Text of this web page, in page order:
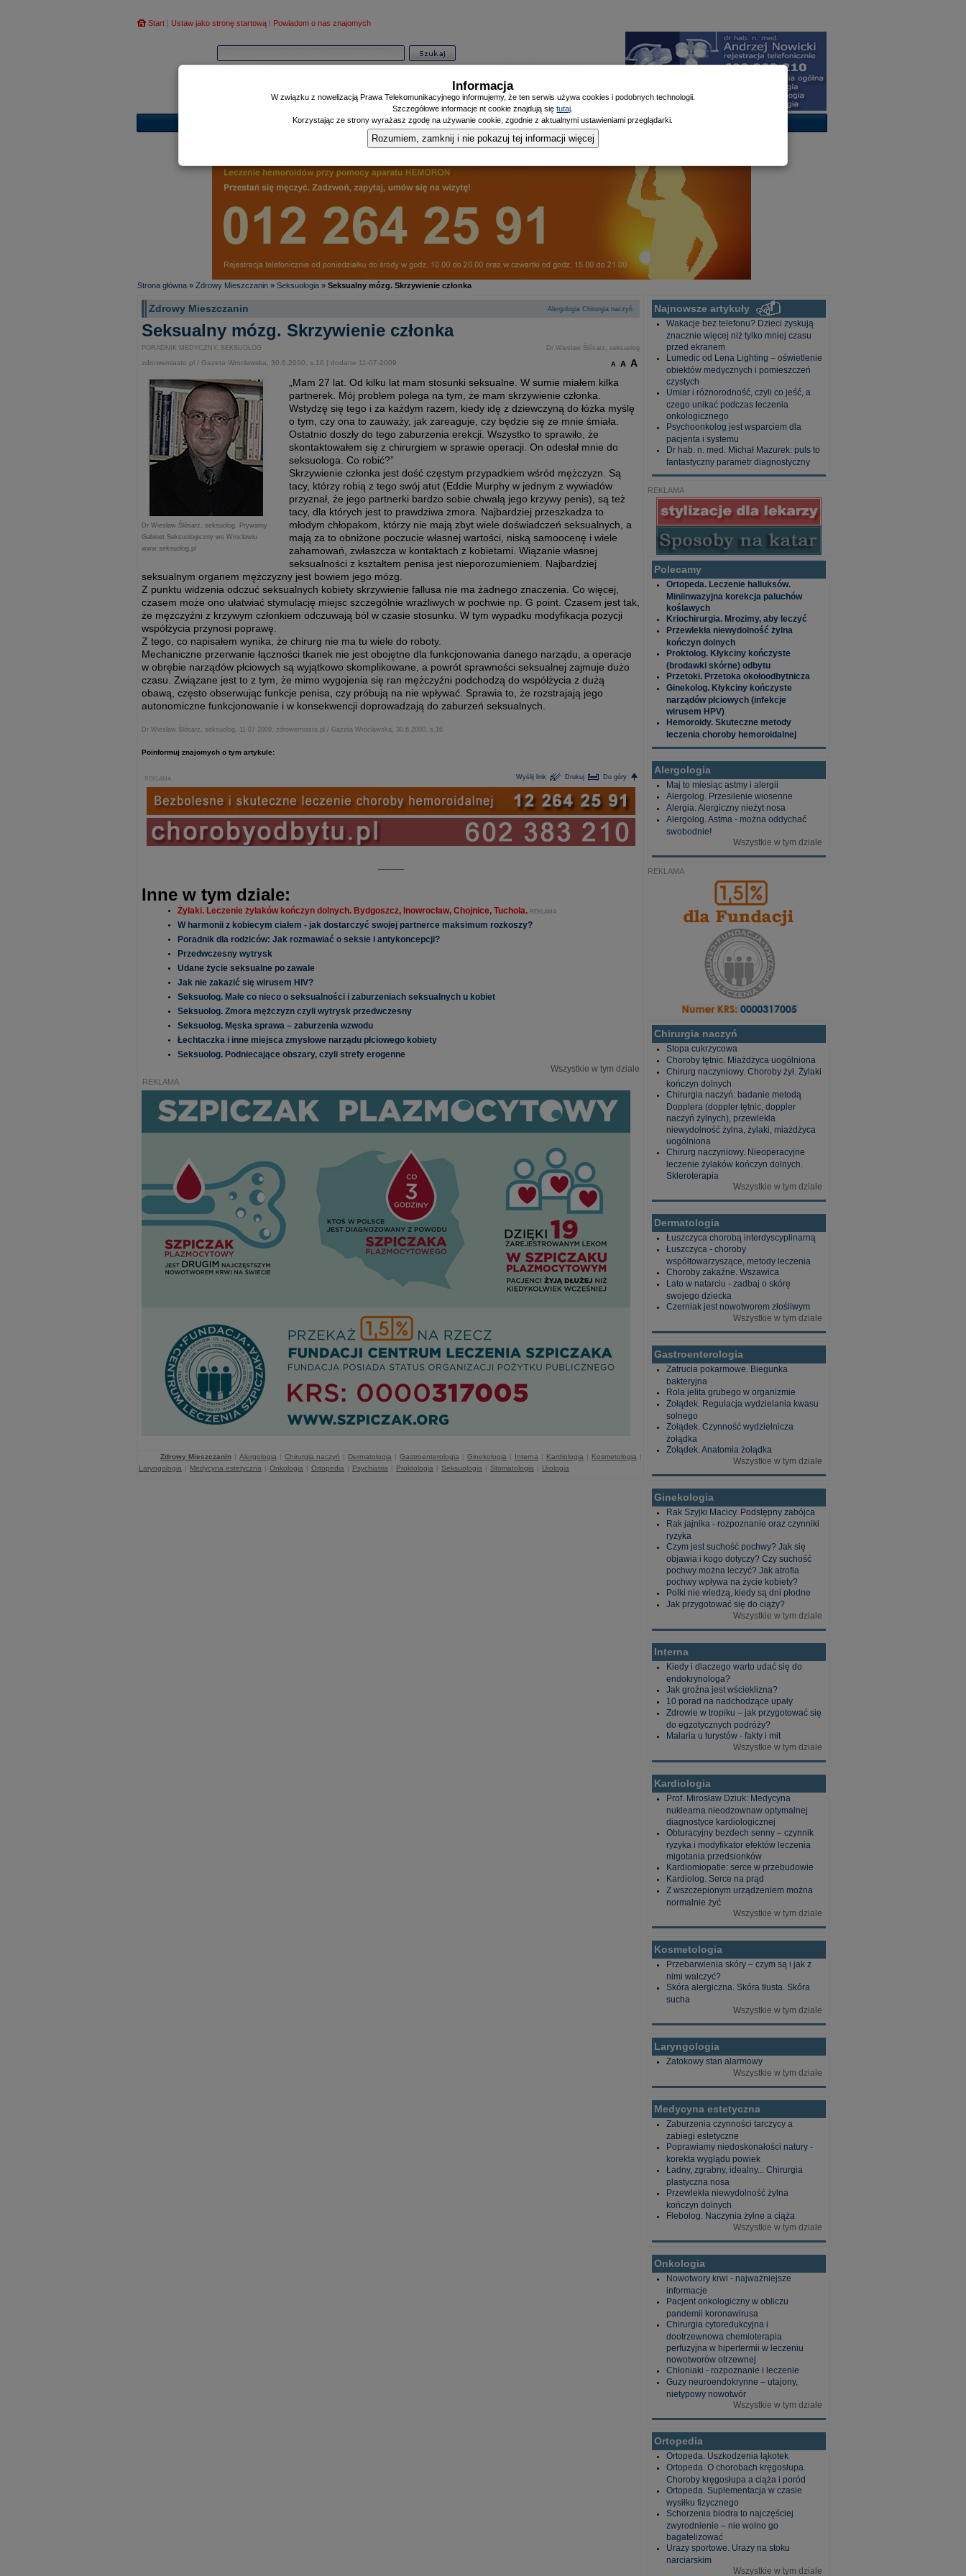
Start | Ustaw jako stronę startową | Powiadom o nas znajomych
Informator|Poczekalnia|Zdrowy Mieszczanin|Doniesienia Listonosza
Strona główna » Zdrowy Mieszczanin » Seksuologia » Seksualny mózg. Skrzywienie członka
Zdrowy Mieszczanin Alergologia Chirurgia naczyń
Seksualny mózg. Skrzywienie członka
PORADNIK MEDYCZNY. SEKSUOLOG Dr Wiesław Ślósarz, seksuolog
zdrowemiasto.pl / Gazeta Wrocławska, 30.6.2000, s.16 | dodane 11-07-2009 A A A
Dr Wiesław Ślósarz, seksuolog. Prywatny
Gabinet Seksuologiczny we Wrocławiu
www.seksuolog.pl
„Mam 27 lat. Od kilku lat mam stosunki seksualne. W sumie miałem kilka
partnerek. Mój problem polega na tym, że mam skrzywienie członka.
Wstydzę się tego i za każdym razem, kiedy idę z dziewczyną do łóżka myślę
o tym, czy ona to zauważy, jak zareaguje, czy będzie się ze mnie śmiała.
Ostatnio doszły do tego zaburzenia erekcji. Wszystko to sprawiło, że
skontaktowałem się z chirurgiem w sprawie operacji. On odesłał mnie do
seksuologa. Co robić?”
Skrzywienie członka jest dość częstym przypadkiem wśród mężczyzn. Są
tacy, którzy robią z tego swój atut (Eddie Murphy w jednym z wywiadów
przyznał, że jego partnerki bardzo sobie chwalą jego krzywy penis), są też
tacy, dla których jest to prawdziwa zmora. Najbardziej przeszkadza to
młodym chłopakom, którzy nie mają zbyt wiele doświadczeń seksualnych, a
mają za to obniżone poczucie własnej wartości, niską samoocenę i wiele
zahamowań, zwłaszcza w kontaktach z kobietami. Wiązanie własnej
seksualności z kształtem penisa jest nieporozumieniem. Najbardziej
seksualnym organem mężczyzny jest bowiem jego mózg.
Z punktu widzenia odczuć seksualnych kobiety skrzywienie fallusa nie ma żadnego znaczenia. Co więcej,
czasem może ono ułatwiać stymulację miejsc szczególnie wrażliwych w pochwie np. G point. Czasem jest tak,
że mężczyźni z krzywym członkiem odczuwają ból w czasie stosunku. W tym wypadku modyfikacja pozycji
współżycia przynosi poprawę.
Z tego, co napisałem wynika, że chirurg nie ma tu wiele do roboty.
Mechaniczne przerwanie łączności tkanek nie jest obojętne dla funkcjonowania danego narządu, a operacje
w obrębie narządów płciowych są wyjątkowo skomplikowane, a powrót sprawności seksualnej zajmuje dużo
czasu. Związane jest to z tym, że mimo wygojenia się ran mężczyźni podchodzą do współżycia z dużą
obawą, często obserwując funkcje penisa, czy próbują na nie wpływać. Sprawia to, że rozstrajają jego
autonomiczne funkcjonowanie i w konsekwencji doprowadzają do zaburzeń seksualnych.
Dr Wiesław Ślósarz, seksuolog, 11-07-2009, zdrowemiasto.pl / Gazeta Wrocławska, 30.6.2000, s.16
Poinformuj znajomych o tym artykule:
Wyślij link Drukuj Do góry
REKLAMA
------------
Inne w tym dziale:
Żylaki. Leczenie żylaków kończyn dolnych. Bydgoszcz, Inowrocław, Chojnice, Tuchola. REKLAMA
W harmonii z kobiecym ciałem - jak dostarczyć swojej partnerce maksimum rozkoszy?
Poradnik dla rodziców: Jak rozmawiać o seksie i antykoncepcji?
Przedwczesny wytrysk
Udane życie seksualne po zawale
Jak nie zakazić się wirusem HIV?
Seksuolog. Małe co nieco o seksualności i zaburzeniach seksualnych u kobiet
Seksuolog. Zmora mężczyzn czyli wytrysk przedwczesny
Seksuolog. Męska sprawa – zaburzenia wzwodu
Łechtaczka i inne miejsca zmysłowe narządu płciowego kobiety
Seksuolog. Podniecające obszary, czyli strefy erogenne
Wszystkie w tym dziale
REKLAMA
Zdrowy Mieszczanin | Alergologia | Chirurgia naczyń | Dermatologia | Gastroenterologia | Ginekologia | Interna | Kardiologia | Kosmetologia |
Laryngologia | Medycyna estetyczna | Onkologia | Ortopedia | Psychiatria | Proktologia | Seksuologia | Stomatologia | Urologia
Najnowsze artykuły
Wakacje bez telefonu? Dzieci zyskują
znacznie więcej niż tylko mniej czasu
przed ekranem
Lumedic od Lena Lighting – oświetlenie
obiektów medycznych i pomieszczeń
czystych
Umiar i różnorodność, czyli co jeść, a
czego unikać podczas leczenia
onkologicznego
Psychoonkolog jest wsparciem dla
pacjenta i systemu
Dr hab. n. med. Michał Mazurek: puls to
fantastyczny parametr diagnostyczny
REKLAMA
Polecamy
Ortopeda. Leczenie halluksów.
Miniinwazyjna korekcja paluchów
koślawych
Kriochirurgia. Mrozimy, aby leczyć
Przewlekła niewydolność żylna
kończyn dolnych
Proktolog. Kłykciny kończyste
(brodawki skórne) odbytu
Przetoki. Przetoka okołoodbytnicza
Ginekolog. Kłykciny kończyste
narządów płciowych (infekcje
wirusem HPV)
Hemoroidy. Skuteczne metody
leczenia choroby hemoroidalnej
Alergologia
Maj to miesiąc astmy i alergii
Alergolog. Przesilenie wiosenne
Alergia. Alergiczny nieżyt nosa
Alergolog. Astma - można oddychać
swobodnie!
Wszystkie w tym dziale
REKLAMA
Chirurgia naczyń
Stopa cukrzycowa
Choroby tętnic. Miażdżyca uogólniona
Chirurg naczyniowy. Choroby żył. Żylaki
kończyn dolnych
Chirurgia naczyń: badanie metodą
Dopplera (doppler tętnic, doppler
naczyń żylnych), przewlekła
niewydolność żylna, żylaki, miażdżyca
uogólniona
Chirurg naczyniowy. Nieoperacyjne
leczenie żylaków kończyn dolnych.
Skleroterapia
Wszystkie w tym dziale
Dermatologia
Łuszczyca chorobą interdyscyplinarną
Łuszczyca - choroby
współtowarzyszące, metody leczenia
Choroby zakaźne. Wszawica
Lato w natarciu - zadbaj o skórę
swojego dziecka
Czerniak jest nowotworem złośliwym
Wszystkie w tym dziale
Gastroenterologia
Zatrucia pokarmowe. Biegunka
bakteryjna
Rola jelita grubego w organizmie
Żołądek. Regulacja wydzielania kwasu
solnego
Żołądek. Czynność wydzielnicza
żołądka
Żołądek. Anatomia żołądka
Wszystkie w tym dziale
Ginekologia
Rak Szyjki Macicy. Podstępny zabójca
Rak jajnika - rozpoznanie oraz czynniki
ryzyka
Czym jest suchość pochwy? Jak się
objawia i kogo dotyczy? Czy suchość
pochwy można leczyć? Jak atrofia
pochwy wpływa na życie kobiety?
Polki nie wiedzą, kiedy są dni płodne
Jak przygotować się do ciąży?
Wszystkie w tym dziale
Interna
Kiedy i dlaczego warto udać się do
endokrynologa?
Jak groźna jest wścieklizna?
10 porad na nadchodzące upały
Zdrowie w tropiku – jak przygotować się
do egzotycznych podróży?
Malaria u turystów - fakty i mit
Wszystkie w tym dziale
Kardiologia
Prof. Mirosław Dziuk: Medycyna
nuklearna nieodzownaw optymalnej
diagnostyce kardiologicznej
Obturacyjny bezdech senny – czynnik
ryzyka i modyfikator efektów leczenia
migotania przedsionków
Kardiomiopatie: serce w przebudowie
Kardiolog. Serce na prąd
Z wszczepionym urządzeniem można
normalnie żyć
Wszystkie w tym dziale
Kosmetologia
Przebarwienia skóry – czym są i jak z
nimi walczyć?
Skóra alergiczna. Skóra tłusta. Skóra
sucha
Wszystkie w tym dziale
Laryngologia
Zatokowy stan alarmowy
Wszystkie w tym dziale
Medycyna estetyczna
Zaburzenia czynności tarczycy a
zabiegi estetyczne
Poprawiamy niedoskonałości natury -
korekta wyglądu powiek
Ładny, zgrabny, idealny... Chirurgia
plastyczna nosa
Przewlekła niewydolność żylna
kończyn dolnych
Flebolog. Naczynia żylne a ciąża
Wszystkie w tym dziale
Onkologia
Nowotwory krwi - najważniejsze
informacje
Pacjent onkologiczny w obliczu
pandemii koronawirusa
Chirurgia cytoredukcyjna i
dootrzewnowa chemioterapia
perfuzyjna w hipertermii w leczeniu
nowotworów otrzewnej
Chłoniaki - rozpoznanie i leczenie
Guzy neuroendokrynne – utajony,
nietypowy nowotwór
Wszystkie w tym dziale
Ortopedia
Ortopeda. Uszkodzenia łąkotek
Ortopeda. O chorobach kręgosłupa.
Choroby kręgosłupa a ciąża i poród
Ortopeda. Suplementacja w czasie
wysiłku fizycznego
Schorzenia biodra to najczęściej
zwyrodnienie – nie wolno go
bagatelizować
Urazy sportowe. Urazy na stoku
narciarskim
Wszystkie w tym dziale
Informacja
W związku z nowelizacją Prawa Telekomunikacyjnego informujemy, że ten serwis używa cookies i podobnych technologii.
Szczegółowe informacje nt cookie znajdują siętutaj
Korzystając ze strony wyrażasz zgodę na używanie cookie, zgodnie z aktualnymi ustawieniami przeglądarki.
Rozumiem, zamknij i nie pokazuj tej informacji więcej